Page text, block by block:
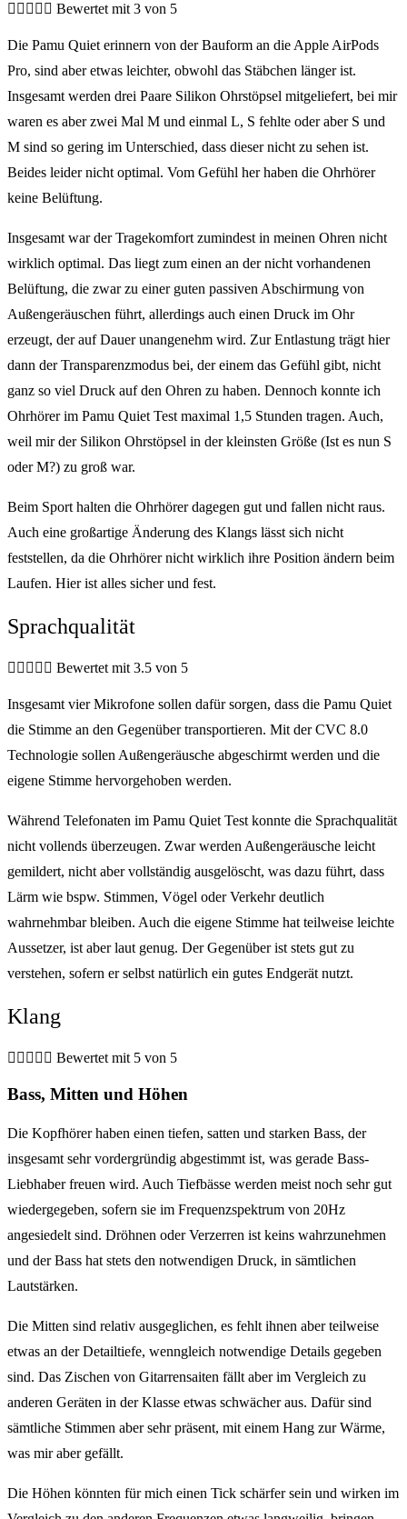
     Bewertet mit 3 von 5
Die Pamu Quiet erinnern von der Bauform an die Apple AirPods
Pro, sind aber etwas leichter, obwohl das Stäbchen länger ist.
Insgesamt werden drei Paare Silikon Ohrstöpsel mitgeliefert, bei mir
waren es aber zwei Mal M und einmal L, S fehlte oder aber S und
M sind so gering im Unterschied, dass dieser nicht zu sehen ist.
Beides leider nicht optimal. Vom Gefühl her haben die Ohrhörer
keine Belüftung.
Insgesamt war der Tragekomfort zumindest in meinen Ohren nicht
wirklich optimal. Das liegt zum einen an der nicht vorhandenen
Belüftung, die zwar zu einer guten passiven Abschirmung von
Außengeräuschen führt, allerdings auch einen Druck im Ohr
erzeugt, der auf Dauer unangenehm wird. Zur Entlastung trägt hier
dann der Transparenzmodus bei, der einem das Gefühl gibt, nicht
ganz so viel Druck auf den Ohren zu haben. Dennoch konnte ich
Ohrhörer im Pamu Quiet Test maximal 1,5 Stunden tragen. Auch,
weil mir der Silikon Ohrstöpsel in der kleinsten Größe (Ist es nun S
oder M?) zu groß war.
Beim Sport halten die Ohrhörer dagegen gut und fallen nicht raus.
Auch eine großartige Änderung des Klangs lässt sich nicht
feststellen, da die Ohrhörer nicht wirklich ihre Position ändern beim
Laufen. Hier ist alles sicher und fest.
Sprachqualität
     Bewertet mit 3.5 von 5
Insgesamt vier Mikrofone sollen dafür sorgen, dass die Pamu Quiet
die Stimme an den Gegenüber transportieren. Mit der CVC 8.0
Technologie sollen Außengeräusche abgeschirmt werden und die
eigene Stimme hervorgehoben werden.
Während Telefonaten im Pamu Quiet Test konnte die Sprachqualität
nicht vollends überzeugen. Zwar werden Außengeräusche leicht
gemildert, nicht aber vollständig ausgelöscht, was dazu führt, dass
Lärm wie bspw. Stimmen, Vögel oder Verkehr deutlich
wahrnehmbar bleiben. Auch die eigene Stimme hat teilweise leichte
Aussetzer, ist aber laut genug. Der Gegenüber ist stets gut zu
verstehen, sofern er selbst natürlich ein gutes Endgerät nutzt.
Klang
     Bewertet mit 5 von 5
Bass, Mitten und Höhen
Die Kopfhörer haben einen tiefen, satten und starken Bass, der
insgesamt sehr vordergründig abgestimmt ist, was gerade Bass-
Liebhaber freuen wird. Auch Tiefbässe werden meist noch sehr gut
wiedergegeben, sofern sie im Frequenzspektrum von 20Hz
angesiedelt sind. Dröhnen oder Verzerren ist keins wahrzunehmen
und der Bass hat stets den notwendigen Druck, in sämtlichen
Lautstärken.
Die Mitten sind relativ ausgeglichen, es fehlt ihnen aber teilweise
etwas an der Detailtiefe, wenngleich notwendige Details gegeben
sind. Das Zischen von Gitarrensaiten fällt aber im Vergleich zu
anderen Geräten in der Klasse etwas schwächer aus. Dafür sind
sämtliche Stimmen aber sehr präsent, mit einem Hang zur Wärme,
was mir aber gefällt.
Die Höhen könnten für mich einen Tick schärfer sein und wirken im